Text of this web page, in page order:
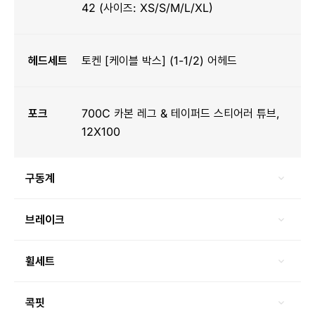
42 (사이즈: XS/S/M/L/XL)
헤드세트 토켄 [케이블 박스] (1-1/2) 어헤드
포크
700C 카본 레그 & 테이퍼드 스티어러 튜브,
12X100
구동계
브레이크
휠세트
콕핏